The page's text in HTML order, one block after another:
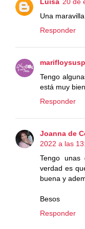
Luisa 20 de
Una
Responder
Tengo
está muy
Responder
Joanna de
2022 a las
Tengo
verdad es
buena y
Besos
Responder